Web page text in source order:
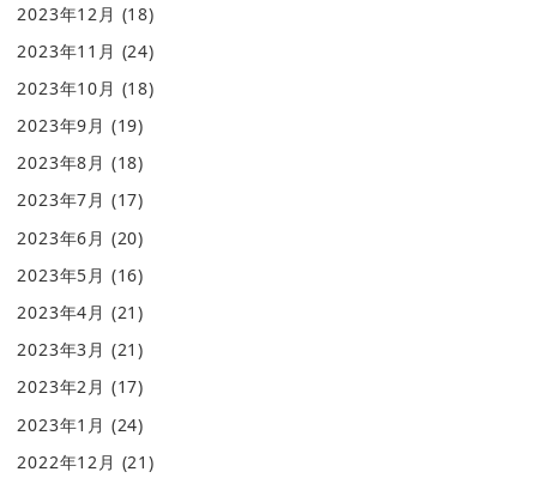
2023年12月 (18)
2023年11月 (24)
2023年10月 (18)
2023年9月 (19)
2023年8月 (18)
2023年7月 (17)
2023年6月 (20)
2023年5月 (16)
2023年4月 (21)
2023年3月 (21)
2023年2月 (17)
2023年1月 (24)
2022年12月 (21)